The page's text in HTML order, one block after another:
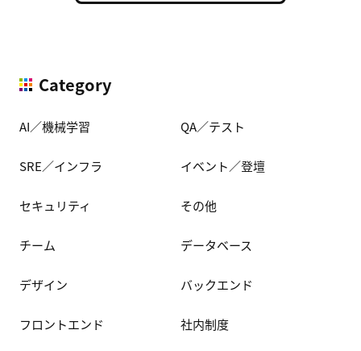
Category
AI／機械学習 QA／テスト
SRE／インフラ イベント／登壇
セキュリティ その他
チーム データベース
デザイン バックエンド
フロントエンド 社内制度